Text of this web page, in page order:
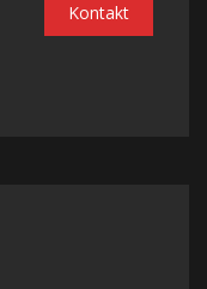
Kontakt